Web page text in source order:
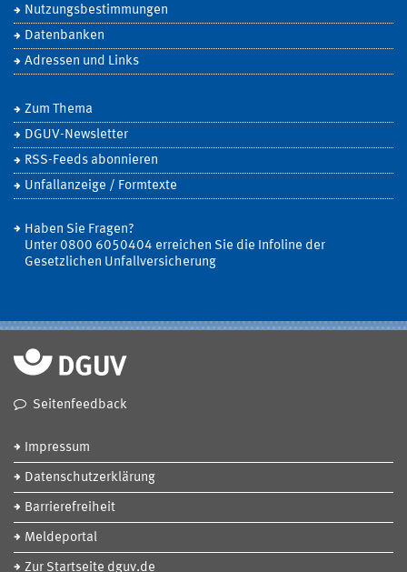
Nutzungsbestimmungen
Datenbanken
Adressen und Links
Zum Thema
DGUV-Newsletter
RSS-Feeds abonnieren
Unfallanzeige / Formtexte
Haben Sie Fragen?
Unter 0800 6050404 erreichen Sie die Infoline der
Gesetzlichen Unfallversicherung
Seitenfeedback
Impressum
Datenschutzerklärung
Barrierefreiheit
Meldeportal
Zur Startseite dguv.de